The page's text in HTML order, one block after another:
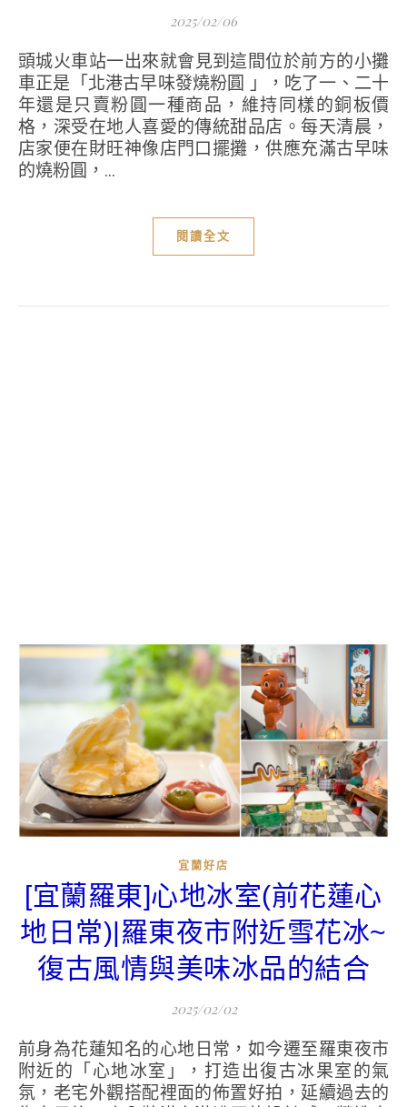
2025/02/06
頭城火車站一出來就會見到這間位於前方的小攤
車正是「北港古早味發燒粉圓 」，吃了一、二十
年還是只賣粉圓一種商品，維持同樣的銅板價
格，深受在地人喜愛的傳統甜品店。每天清晨，
店家便在財旺神像店門口擺攤，供應充滿古早味
的燒粉圓，...
閱讀全文
宜蘭好店
[宜蘭羅東]心地冰室(前花蓮心
地日常)|羅東夜市附近雪花冰~
復古風情與美味冰品的結合
2025/02/02
前身為花蓮知名的心地日常，如今遷至羅東夜市
附近的「心地冰室」，打造出復古冰果室的氣
氛，老宅外觀搭配裡面的佈置好拍，延續過去的